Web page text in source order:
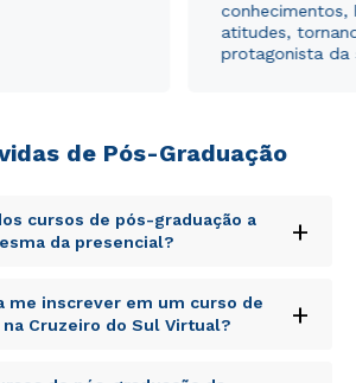
conhecimentos,
atitudes,
protagonista da
de Pós-Graduação
cursos de pós-graduação a
da presencial?
+
unde omnis iste natus error sit
doloremque laudantium,
eaque ipsa quae ab illo inventore
me inscrever em um curso de
Cruzeiro do Sul Virtual?
+
unde omnis iste natus error sit